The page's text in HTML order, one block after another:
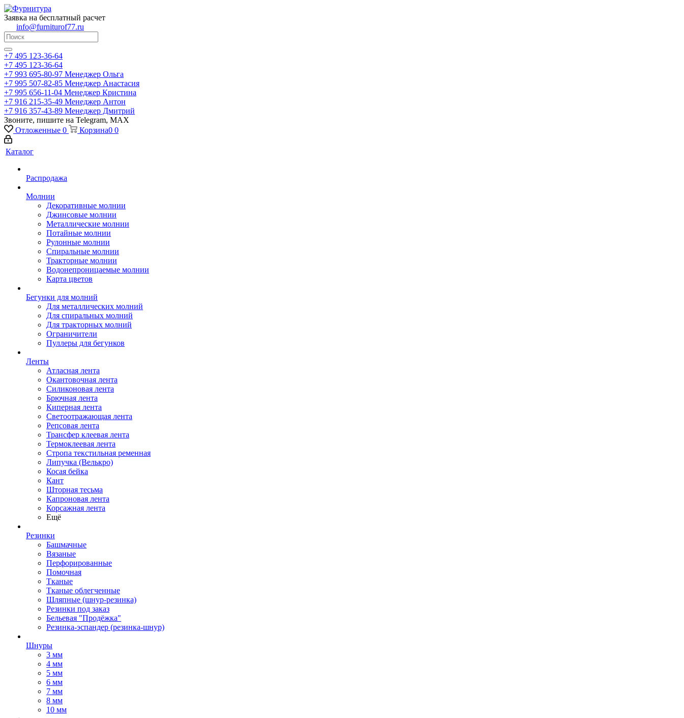
Заявка на бесплатный расчет
info@furniturof77.ru
+7 495 123-36-64
+7 495 123-36-64
+7 993 695-80-97 Менеджер Ольга
+7 995 507-82-85 Менеджер Анастасия
+7 995 656-11-04 Менеджер Кристина
+7 916 215-35-49 Менеджер Антон
+7 916 357-43-89 Менеджер Дмитрий
Звоните, пишите на Telegram, MAX
Отложенные 0 Корзина0 0
Каталог
Распродажа
Молнии
Декоративные молнии
Джинсовые молнии
Металлические молнии
Потайные молнии
Рулонные молнии
Спиральные молнии
Тракторные молнии
Водонепроницаемые молнии
Карта цветов
Бегунки для молний
Для металлических молний
Для спиральных молний
Для тракторных молний
Ограничители
Пуллеры для бегунков
Ленты
Атласная лента
Окантовочная лента
Силиконовая лента
Брючная лента
Киперная лента
Светоотражающая лента
Репсовая лента
Трансфер клеевая лента
Термоклеевая лента
Стропа текстильная ременная
Липучка (Велькро)
Косая бейка
Кант
Шторная тесьма
Капроновая лента
Корсажная лента
Ещё
Резинки
Башмачные
Вязаные
Перфорированные
Помочная
Тканые
Тканые облегченные
Шляпные (шнур-резинка)
Резинки под заказ
Бельевая "Продёжка"
Резинка-эспандер (резинка-шнур)
Шнуры
3 мм
4 мм
5 мм
6 мм
7 мм
8 мм
10 мм